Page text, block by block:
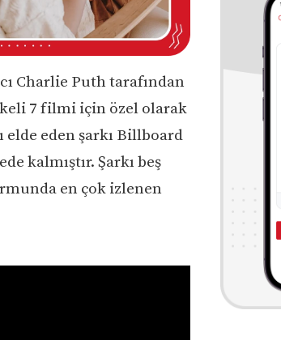
Charlie Puth tarafından
7 filmi için özel olarak
elde eden şarkı Billboard
kalmıştır. Şarkı beş
en çok izlenen